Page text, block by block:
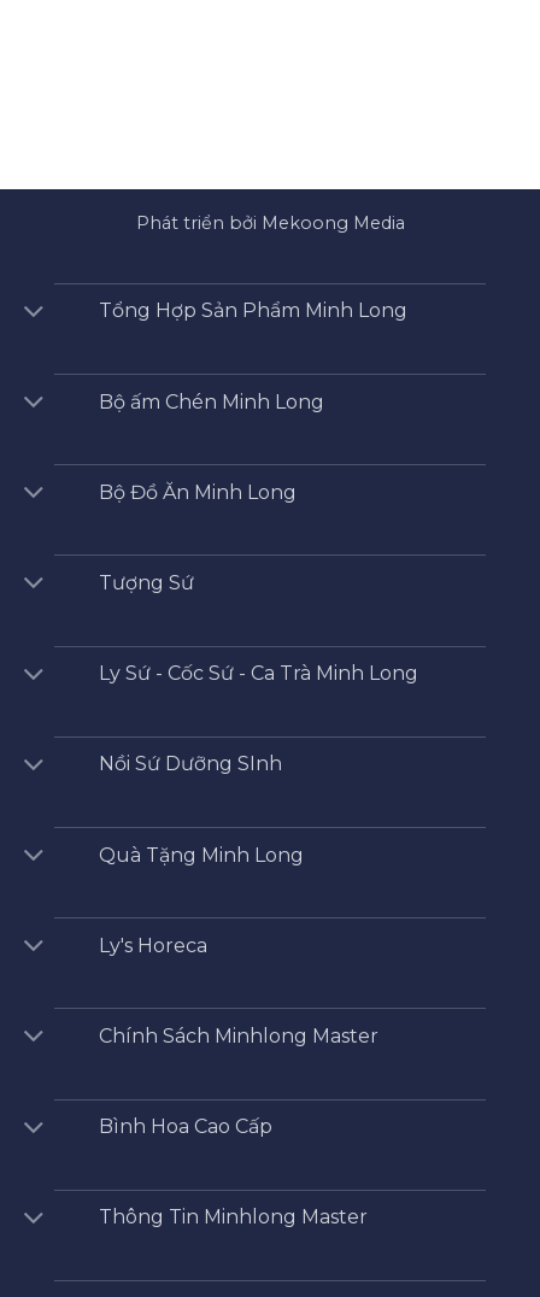
Phát triển bởi Mekoong Media
Tổng Hợp Sản Phẩm Minh Long
Bộ ấm Chén Minh Long
Bộ Đồ Ăn Minh Long
Tượng Sứ
Ly Sứ - Cốc Sứ - Ca Trà Minh Long
Nồi Sứ Dưỡng SInh
Quà Tặng Minh Long
Ly's Horeca
Chính Sách Minhlong Master
Bình Hoa Cao Cấp
Thông Tin Minhlong Master